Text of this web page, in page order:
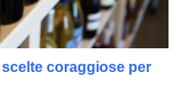
coraggiose per